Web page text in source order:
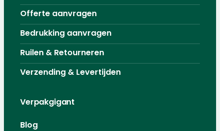
Offerte aanvragen
Bedrukking aanvragen
Ruilen & Retourneren
Verzending & Levertijden
Verpakgigant
Blog